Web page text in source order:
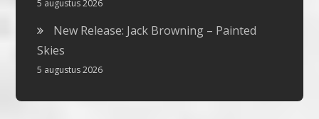
5 augustus 2026
New Release: Jack Browning – Painted
Skies
5 augustus 2026